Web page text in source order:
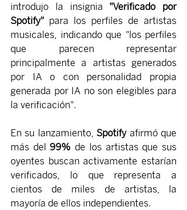
introdujo la insignia "Verificado por
Spotify" para los perfiles de artistas
musicales, indicando que "los perfiles
que parecen representar
principalmente a artistas generados
por IA o con personalidad propia
generada por IA no son elegibles para
la verificación".
En su lanzamiento, Spotify afirmó que
más del 99% de los artistas que sus
oyentes buscan activamente estarían
verificados, lo que representa a
cientos de miles de artistas, la
mayoría de ellos independientes.